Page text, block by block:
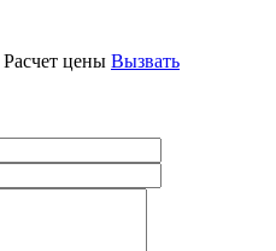
Расчет цены Вызвать